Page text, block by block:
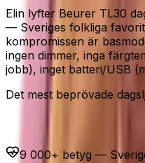
Elin lyfter Beurer TL30
— Sveriges folkliga
kompromissen är
ingen dimmer, inga
jobb), inget batteri/USB
Det mest beprövade
9 000+ betyg —